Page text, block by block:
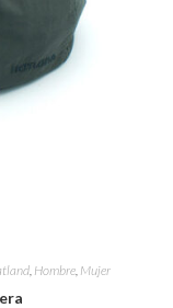
Hombre Mujer